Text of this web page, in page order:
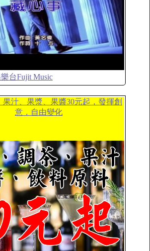
台Fujit Music
汁、果漿、果醬30元起，發揮創
意，自由變化